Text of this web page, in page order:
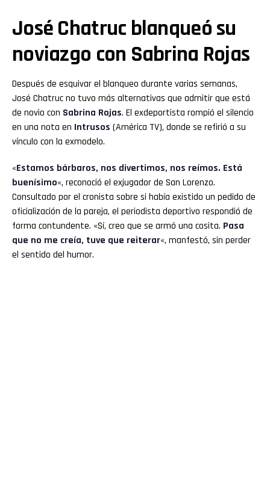
José Chatruc blanqueó su
noviazgo con Sabrina Rojas
Después de esquivar el blanqueo durante varias semanas,
José Chatruc no tuvo más alternativas que admitir que está
de novio con Sabrina Rojas. El exdeportista rompió el silencio
en una nota en Intrusos (América TV), donde se refirió a su
vínculo con la exmodelo.
«Estamos bárbaros, nos divertimos, nos reímos. Está
buenísimo«, reconoció el exjugador de San Lorenzo.
Consultado por el cronista sobre si había existido un pedido de
oficialización de la pareja, el periodista deportivo respondió de
forma contundente. «Sí, creo que se armó una cosita. Pasa
que no me creía, tuve que reiterar«, manfestó, sin perder
el sentido del humor.